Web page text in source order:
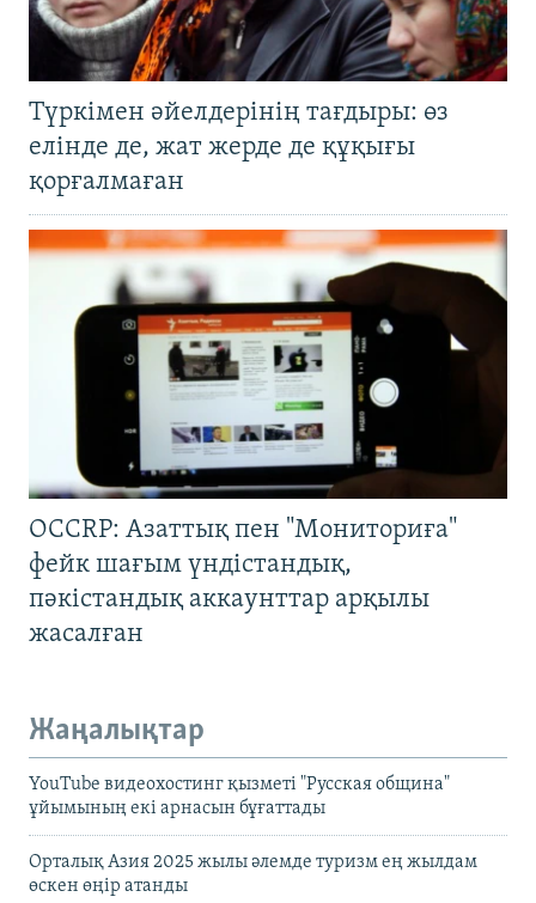
Түркімен әйелдерінің тағдыры: өз
елінде де, жат жерде де құқығы
қорғалмаған
OCCRP: Азаттық пен "Мониториға"
фейк шағым үндістандық,
пәкістандық аккаунттар арқылы
жасалған
Жаңалықтар
YouTube видеохостинг қызметі "Русская община"
ұйымының екі арнасын бұғаттады
Орталық Азия 2025 жылы әлемде туризм ең жылдам
өскен өңір атанды